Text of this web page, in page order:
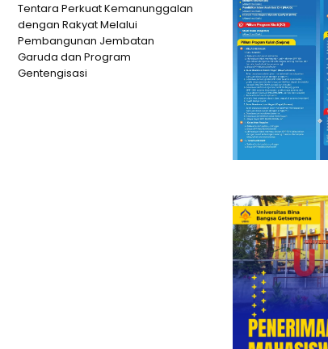
Tentara Perkuat Kemanunggalan
dengan Rakyat Melalui
Pembangunan Jembatan
Garuda dan Program
Gentengisasi